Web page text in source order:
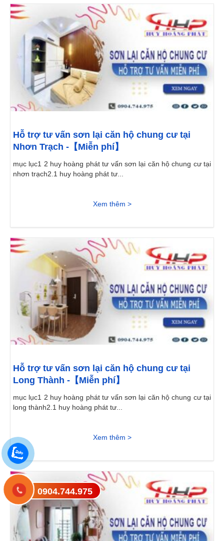
Hỗ trợ tư vấn sơn lại căn hộ chung cư tại
Nhơn Trạch -【Miễn phí】
mục lục1 2 huy hoàng phát tư vấn sơn lại căn hộ chung cư tại
nhơn trạch2.1 huy hoàng phát tư...
Xem thêm >
Hỗ trợ tư vấn sơn lại căn hộ chung cư tại
Long Thành -【Miễn phí】
mục lục1 2 huy hoàng phát tư vấn sơn lại căn hộ chung cư tại
long thành2.1 huy hoàng phát tư...
Xem thêm >
0904.744.975